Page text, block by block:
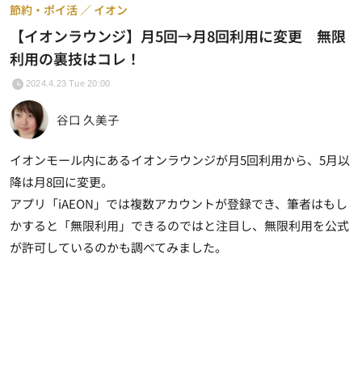
【イオンラウンジ】月5回→月8回利用に変更 無限
利用の裏技はコレ！
節約・ポイ活 イオン
2024.4.23 Tue 20:00
谷口 久美子
イオンモール内にあるイオンラウンジが月5回利用から、5月以
降は月8回に変更。
アプリ「iAEON」では複数アカウントが登録でき、筆者はもし
かすると「無限利用」できるのではと注目し、無限利用を公式
が許可しているのかも調べてみました。